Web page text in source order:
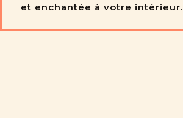
et enchantée à votre intérieur.